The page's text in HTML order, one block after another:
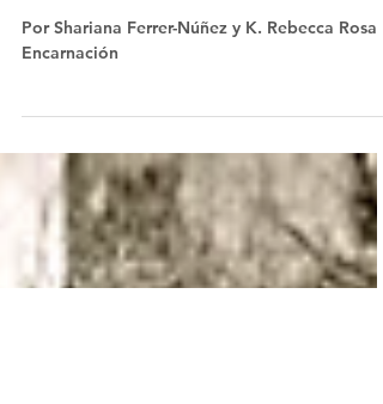
Del Puerto Rico sin
puertorriqueños a la Universidad
Por Shariana Ferrer-Núñez y K. Rebecca Rosa
Encarnación